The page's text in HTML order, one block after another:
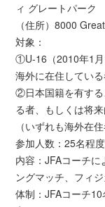
ィ グレートパーク
（住所）8000
対象：
①U-16（2010年1月
海外に在住してい
②日本国籍を有する
る者、もしくは将
（いずれも海外在
参加人数：25名程
内容：JFAコーチ
ングマッチ、フィジ
体制：JFAコーチ